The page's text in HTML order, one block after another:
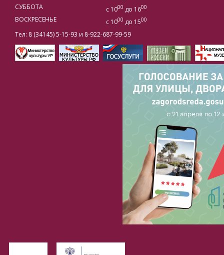
СУББОТА с 1000 до 1600
ВОСКРЕСЕНЬЕ с 1000 до 1500
Тел: 8 (34145) 5-15-93 и 8-922-687-99-59